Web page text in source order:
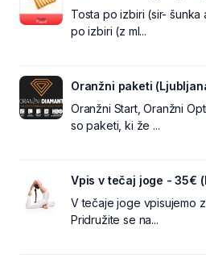
Tosta po izbiri (sir- šunka
po izbiri (z ml...
Oranžni paketi
Oranžni Start, Oranžni
so paketi, ki že ...
Vpis v tečaj joge - 35€
V tečaje joge vpisujemo
Pridružite se na...